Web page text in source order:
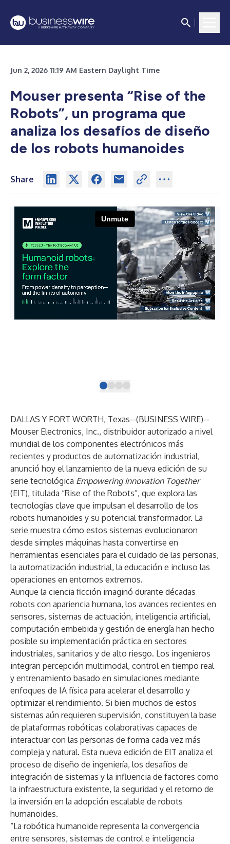
Jun 2, 2026 11:19 AM Eastern Daylight Time
Mouser presenta “Rise of the
Robots”, un programa que
analiza los desafíos de diseño
de los robots humanoides
Share
DALLAS Y FORT WORTH, Texas--(BUSINESS WIRE)--
Mouser Electronics, Inc., distribuidor autorizado a nivel
mundial de los componentes electrónicos más
recientes y productos de automatización industrial,
anunció hoy el lanzamiento de la nueva edición de su
serie tecnológica Empowering Innovation Together
(EIT), titulada “Rise of the Robots”, que explora las
tecnologías clave que impulsan el desarrollo de los
robots humanoides y su potencial transformador. La
serie muestra cómo estos sistemas evolucionaron
desde simples máquinas hasta convertirse en
herramientas esenciales para el cuidado de las personas,
la automatización industrial, la educación e incluso las
operaciones en entornos extremos.
Aunque la ciencia ficción imaginó durante décadas
robots con apariencia humana, los avances recientes en
sensores, sistemas de actuación, inteligencia artificial,
computación embebida y gestión de energía han hecho
posible su implementación práctica en sectores
industriales, sanitarios y de alto riesgo. Los ingenieros
integran percepción multimodal, control en tiempo real
y entrenamiento basado en simulaciones mediante
enfoques de IA física para acelerar el desarrollo y
optimizar el rendimiento. Si bien muchos de estos
sistemas aún requieren supervisión, constituyen la base
de plataformas robóticas colaborativas capaces de
interactuar con las personas de forma cada vez más
compleja y natural. Esta nueva edición de EIT analiza el
proceso de diseño de ingeniería, los desafíos de
integración de sistemas y la influencia de factores como
la infraestructura existente, la seguridad y el retorno de
la inversión en la adopción escalable de robots
humanoides.
“La robótica humanoide representa la convergencia
entre sensores, sistemas de control e inteligencia